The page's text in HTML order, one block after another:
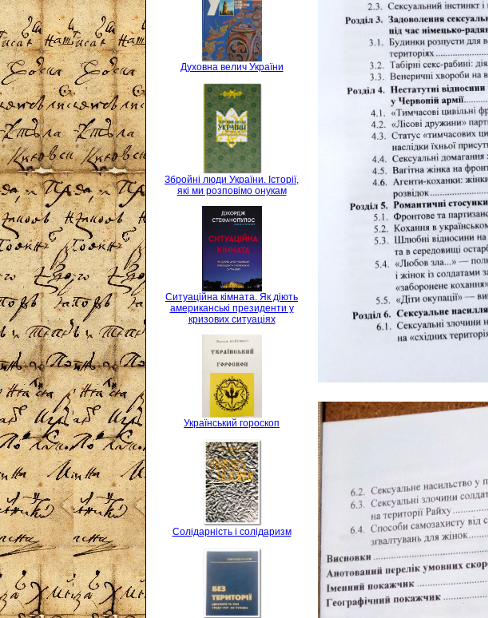
Духовна велич України
Збройні люди України. Історії,
які ми розповімо онукам
Ситуаційна кімната. Як діють
американські президенти у
кризових ситуаціях
Український гороскоп
Солідарність і солідаризм